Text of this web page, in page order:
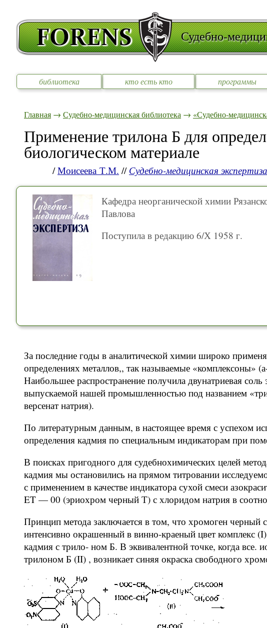
Судебно-
библиотека кто есть кто программы
Главная → Судебно-медицинская библиотека → «Судебно-
Применение трилона Б для
биологическом материале
/Моисеева Т.М. // Судебно-медицинская
Кафедра неорганической химии
Павлова
Поступила в редакцию 6/Х 1958 г.
За последние годы в аналитической химии широко
определениях металлов,, так называемые «комплексоны»
Наибольшее распространение получила двунатриевая
выпускаемой нашей промышленностью под названием
версенат натрия).
По литературным данным, в настоящее время с успехом
определения кадмия по специальным индикаторам при
В поисках пригодного для судебнохимических целей
кадмия мы остановились на прямом титровании
с применением в качестве индикатора сухой смеси
ET — 00 (эриохром черный Т) с хлоридом натрия в
Принцип метода заключается в том, что хромоген черный
интенсивно окрашенный в винно-краеный цвет комплекс
кадмия с трило- ном Б. В эквивалентной точке, когда все.
трилоном Б (II) , возникает синяя окраска свободного